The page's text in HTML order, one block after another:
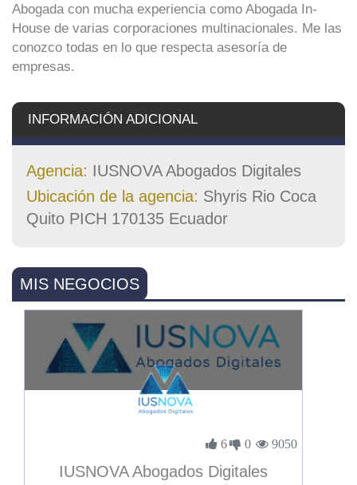
Abogada con mucha experiencia como Abogada In-
House de varias corporaciones multinacionales. Me las
conozco todas en lo que respecta asesoría de
empresas.
INFORMACIÓN ADICIONAL
Agencia: IUSNOVA Abogados Digitales
Ubicación de la agencia: Shyris Rio Coca
Quito PICH 170135 Ecuador
MIS NEGOCIOS
6 0 9050
IUSNOVA Abogados Digitales